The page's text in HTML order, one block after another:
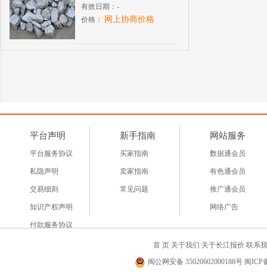
有效日期： -
价格：
网上协商价格
平台声明
平台服务协议
私隐声明
交易细则
知识产权声明
付款服务协议
新手指南
买家指南
卖家指南
常见问题
网站服务
数据通会员
有色通会员
推广通会员
网络广告
首 页 关于我们 关于长江报价 联系
闽公网安备 35020602000188号 闽ICP